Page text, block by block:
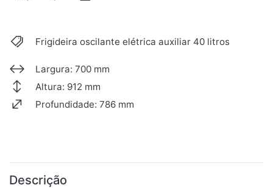
Frigideira oscilante elétrica auxiliar 40 litros
Largura: 700 mm
Altura: 912 mm
Profundidade: 786 mm
Descrição